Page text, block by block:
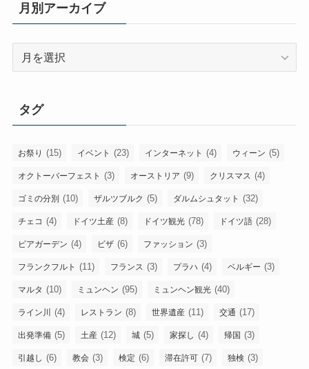
月別アーカイブ
カ
ブ
タグ
お祭り (15) イベント (23) インターネット (4) ウィーン (5)
オクトーバーフェスト (3) オーストリア (9) クリスマス (4)
ゴミの分別 (10) ザルツブルク (5) ダルムシュタット (32)
チェコ (4) ドイツ土産 (8) ドイツ観光 (78) ドイツ語 (28)
ビアガーデン (4) ビザ (6) ファッション (3)
フランクフルト (11) フランス (3) プラハ (4) ベルギー (3)
マルタ (10) ミュンヘン (95) ミュンヘン観光 (40)
ライン川 (4) レストラン (8) 世界遺産 (11) 交通 (17)
出発準備 (5) 土産 (12) 城 (5) 家探し (4) 帰国 (3)
引越し (6) 教会 (3) 検定 (6) 滞在許可 (7) 独検 (3)